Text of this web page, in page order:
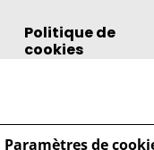
Politique de
cookies
Paramètres de